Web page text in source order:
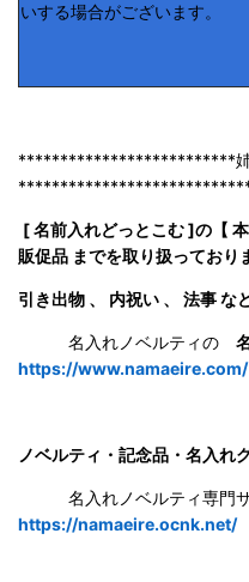
いする場合がございます。
**************************姉
[ 名前入れどっとこむ ]の【
販促品 までを取り扱っており
引き出物 、 内祝い 、 法事 な
名入れノベルティの
https://www.namaeire.com/
ノベルティ・記念品・名入れ
名入れノベルティ専門
https://namaeire.ocnk.net/